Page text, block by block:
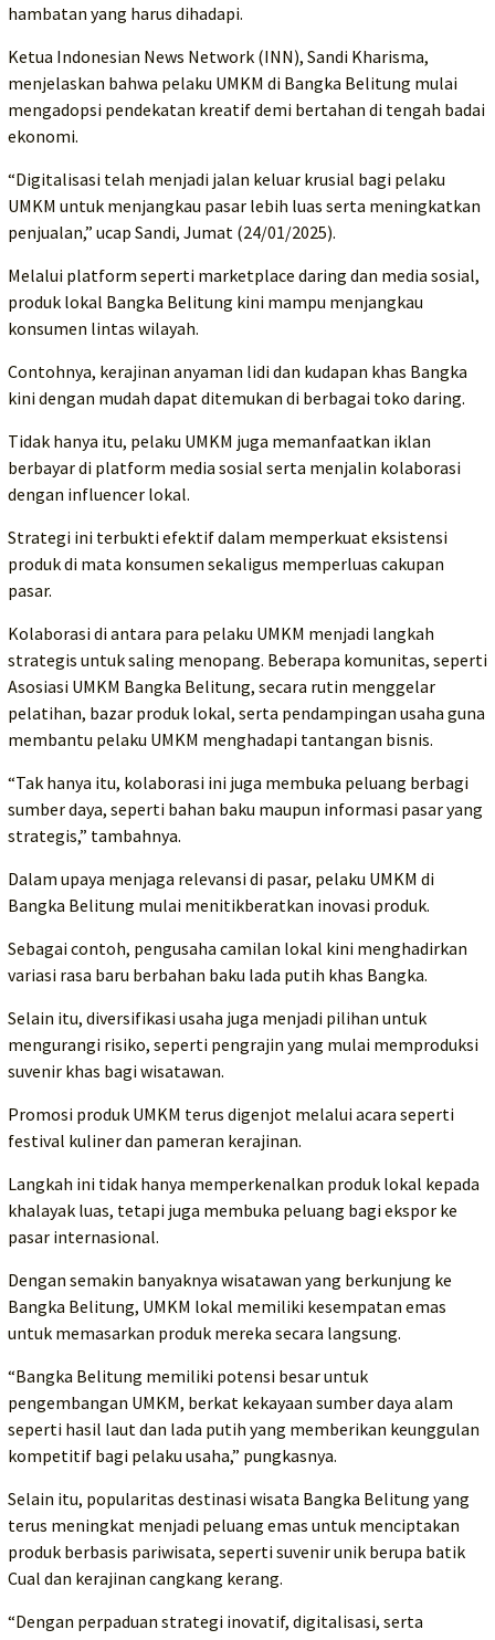
hambatan yang harus dihadapi.
Ketua Indonesian News Network (INN), Sandi Kharisma,
menjelaskan bahwa pelaku UMKM di Bangka Belitung mulai
mengadopsi pendekatan kreatif demi bertahan di tengah badai
ekonomi.
“Digitalisasi telah menjadi jalan keluar krusial bagi pelaku
UMKM untuk menjangkau pasar lebih luas serta meningkatkan
penjualan,” ucap Sandi, Jumat (24/01/2025).
Melalui platform seperti marketplace daring dan media sosial,
produk lokal Bangka Belitung kini mampu menjangkau
konsumen lintas wilayah.
Contohnya, kerajinan anyaman lidi dan kudapan khas Bangka
kini dengan mudah dapat ditemukan di berbagai toko daring.
Tidak hanya itu, pelaku UMKM juga memanfaatkan iklan
berbayar di platform media sosial serta menjalin kolaborasi
dengan influencer lokal.
Strategi ini terbukti efektif dalam memperkuat eksistensi
produk di mata konsumen sekaligus memperluas cakupan
pasar.
Kolaborasi di antara para pelaku UMKM menjadi langkah
strategis untuk saling menopang. Beberapa komunitas, seperti
Asosiasi UMKM Bangka Belitung, secara rutin menggelar
pelatihan, bazar produk lokal, serta pendampingan usaha guna
membantu pelaku UMKM menghadapi tantangan bisnis.
“Tak hanya itu, kolaborasi ini juga membuka peluang berbagi
sumber daya, seperti bahan baku maupun informasi pasar yang
strategis,” tambahnya.
Dalam upaya menjaga relevansi di pasar, pelaku UMKM di
Bangka Belitung mulai menitikberatkan inovasi produk.
Sebagai contoh, pengusaha camilan lokal kini menghadirkan
variasi rasa baru berbahan baku lada putih khas Bangka.
Selain itu, diversifikasi usaha juga menjadi pilihan untuk
mengurangi risiko, seperti pengrajin yang mulai memproduksi
suvenir khas bagi wisatawan.
Promosi produk UMKM terus digenjot melalui acara seperti
festival kuliner dan pameran kerajinan.
Langkah ini tidak hanya memperkenalkan produk lokal kepada
khalayak luas, tetapi juga membuka peluang bagi ekspor ke
pasar internasional.
Dengan semakin banyaknya wisatawan yang berkunjung ke
Bangka Belitung, UMKM lokal memiliki kesempatan emas
untuk memasarkan produk mereka secara langsung.
“Bangka Belitung memiliki potensi besar untuk
pengembangan UMKM, berkat kekayaan sumber daya alam
seperti hasil laut dan lada putih yang memberikan keunggulan
kompetitif bagi pelaku usaha,” pungkasnya.
Selain itu, popularitas destinasi wisata Bangka Belitung yang
terus meningkat menjadi peluang emas untuk menciptakan
produk berbasis pariwisata, seperti suvenir unik berupa batik
Cual dan kerajinan cangkang kerang.
“Dengan perpaduan strategi inovatif, digitalisasi, serta